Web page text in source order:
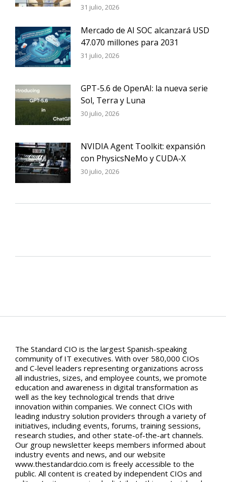
31 julio, 2026
Mercado de AI SOC alcanzará USD
47.070 millones para 2031
31 julio, 2026
GPT-5.6 de OpenAI: la nueva serie
Sol, Terra y Luna
30 julio, 2026
NVIDIA Agent Toolkit: expansión
con PhysicsNeMo y CUDA-X
30 julio, 2026
The Standard CIO is the largest Spanish-speaking
community of IT executives. With over 580,000 CIOs
and C-level leaders representing organizations across
all industries, sizes, and employee counts, we promote
education and awareness in digital transformation as
well as the key technological trends that drive
innovation within companies. We connect CIOs with
leading industry solution providers through a variety of
initiatives, including events, forums, training sessions,
research studies, and other state-of-the-art channels.
Our group newsletter keeps members informed about
industry events and news, and our website
www.thestandardcio.com is freely accessible to the
public. All content is created by independent CIOs and